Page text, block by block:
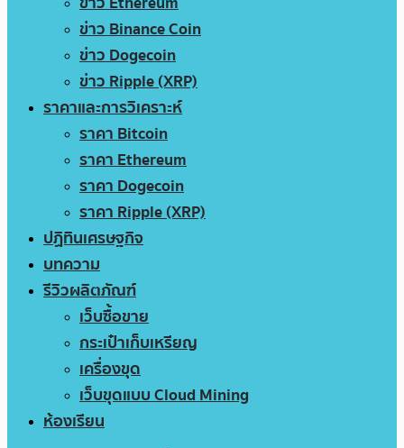
ข่าว Binance Coin
ข่าว Dogecoin
ข่าว Ripple (XRP)
ราคาและการวิเคราะห์
ราคา Bitcoin
ราคา Ethereum
ราคา Dogecoin
ราคา Ripple (XRP)
ปฏิทินเศรษฐกิจ
บทความ
รีวิวผลิตภัณฑ์
เว็บซื้อขาย
กระเป๋าเก็บเหรียญ
เครื่องขุด
เว็บขุดแบบ Cloud Mining
ห้องเรียน